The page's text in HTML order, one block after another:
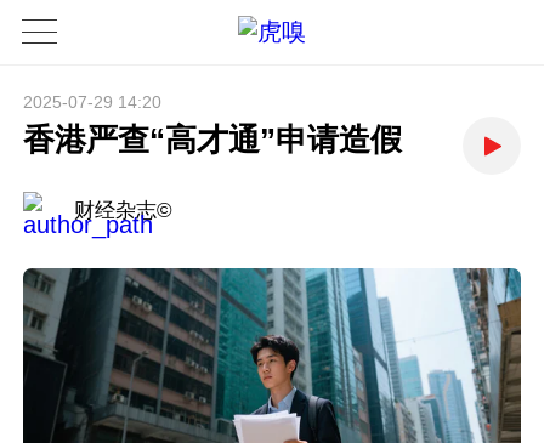
2025-07-29 14:20
香港严查“高才通”申请造假
财经杂志©